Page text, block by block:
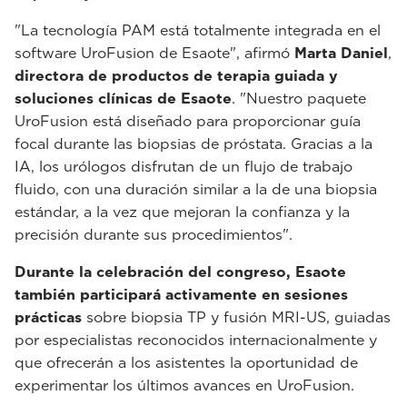
"La tecnología PAM está totalmente integrada en el
software UroFusion de Esaote", afirmó Marta Daniel,
directora de productos de terapia guiada y
soluciones clínicas de Esaote. "Nuestro paquete
UroFusion está diseñado para proporcionar guía
focal durante las biopsias de próstata. Gracias a la
IA, los urólogos disfrutan de un flujo de trabajo
fluido, con una duración similar a la de una biopsia
estándar, a la vez que mejoran la confianza y la
precisión durante sus procedimientos".
Durante la celebración del congreso, Esaote
también participará activamente en sesiones
prácticas sobre biopsia TP y fusión MRI-US, guiadas
por especialistas reconocidos internacionalmente y
que ofrecerán a los asistentes la oportunidad de
experimentar los últimos avances en UroFusion.